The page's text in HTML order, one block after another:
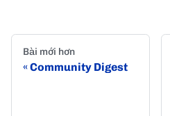
Bài mới hơn
Community Digest